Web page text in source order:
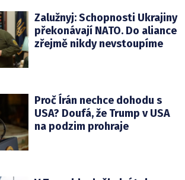
Zalužnyj: Schopnosti Ukrajiny
překonávají NATO. Do aliance
zřejmě nikdy nevstoupíme
Proč Írán nechce dohodu s
USA? Doufá, že Trump v USA
na podzim prohraje